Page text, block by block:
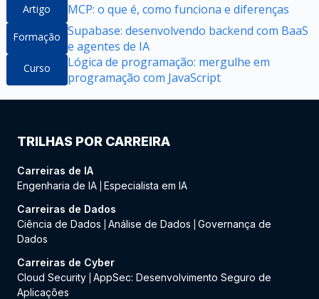
Artigo MCP: o que é, como funciona e diferenças
Formação Supabase: desenvolvendo backend com BaaS
e agentes de IA
Curso
Lógica de programação: mergulhe em
programação com JavaScript
TRILHAS POR CARREIRA
Carreiras de IA
Engenharia de IA Especialista em IA
Carreiras de Dados
Ciência de Dados
Análise de Dados
Governança de
Dados
Carreiras de Cyber
Cloud Security AppSec: Desenvolvimento Seguro de
Aplicações